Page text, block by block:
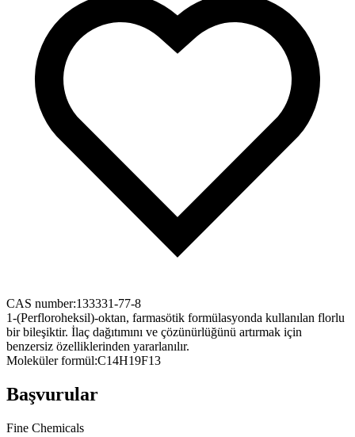
CAS number:133331-77-8
1-(Perfloroheksil)-oktan, farmasötik formülasyonda kullanılan florlu
bir bileşiktir. İlaç dağıtımını ve çözünürlüğünü artırmak için
benzersiz özelliklerinden yararlanılır.
Moleküler formül:C14H19F13
Başvurular
Fine Chemicals